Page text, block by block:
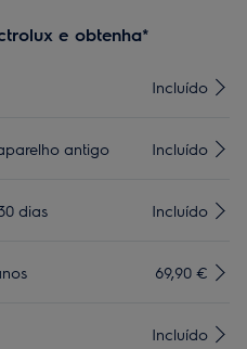
e obtenha*
Incluído
antigo Incluído
dias Incluído
69,90 €
Incluído